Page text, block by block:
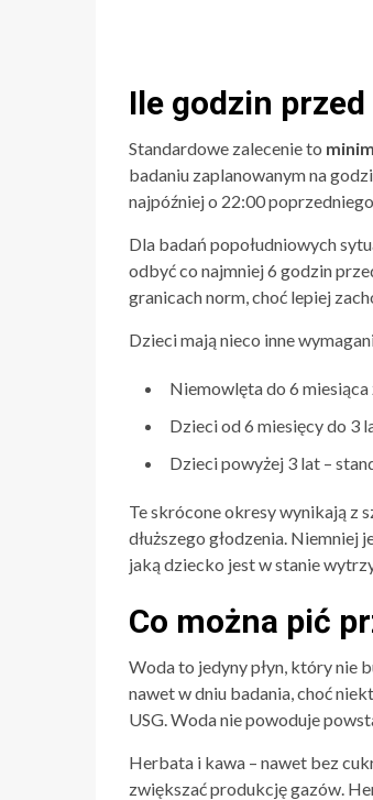
Ile godzin
Standardowe zalecenie to
badaniu zaplanowanym na
najpóźniej o 22:00 poprzedniego
Dla badań popołudniowych
odbyć co najmniej 6 godzin
granicach norm, choć lepiej
Dzieci mają nieco inne
Niemowlęta do 6
Dzieci od 6 miesięcy do 3
Dzieci powyżej 3 lat –
Te skrócone okresy wynikają z
dłuższego głodzenia. Niemniej
jaką dziecko jest w stanie
Co można pić
Woda to jedyny płyn, który nie
nawet w dniu badania, choć
USG. Woda nie powoduje
Herbata i kawa – nawet bez
zwiększać produkcję gazów.